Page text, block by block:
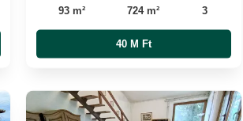
93 m² 724 m² 3
40 M Ft